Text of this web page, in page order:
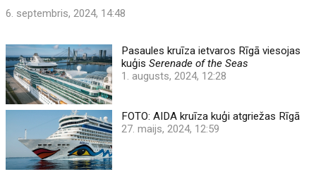
6. septembris, 2024, 14:48
Pasaules kruīza ietvaros Rīgā viesojas
kuģisSerenade of the Seas
1. augusts, 2024, 12:28
FOTO: AIDA kruīza kuģi atgriežas Rīgā
27. maijs, 2024, 12:59